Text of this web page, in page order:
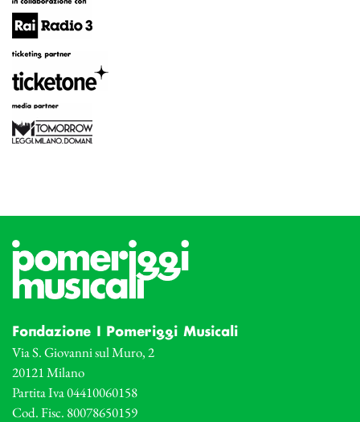
Fondazione I Pomeriggi Musicali
Via S. Giovanni sul Muro, 2
20121 Milano
Partita Iva 04410060158
Cod. Fisc. 80078650159